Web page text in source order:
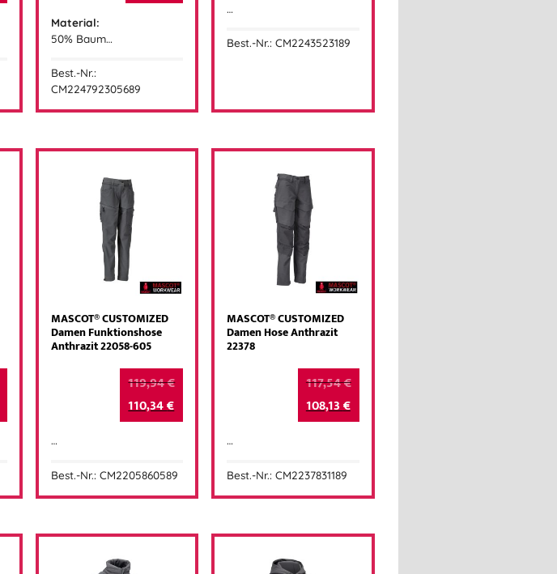
Material:
50% Baum…
Best.-Nr.:
CM224792305689
…
Best.-Nr.: CM2243523189
MASCOT® CUSTOMIZED
Damen Funktionshose
Anthrazit 22058-605
119,94€
110,34€
…
Best.-Nr.: CM2205860589
MASCOT® CUSTOMIZED
Damen Hose Anthrazit
22378
117,54€
108,13€
…
Best.-Nr.: CM2237831189